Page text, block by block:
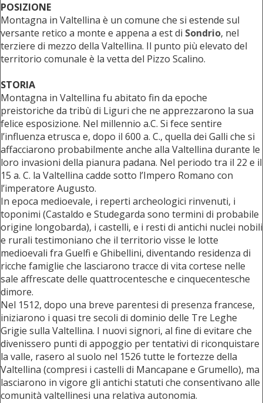
POSIZIONE
Montagna in Valtellina è un comune che si estende sul
versante retico a monte e appena a est di Sondrio, nel
terziere di mezzo della Valtellina. Il punto più elevato del
territorio comunale è la vetta del Pizzo Scalino.
STORIA
Montagna in Valtellina fu abitato fin da epoche
preistoriche da tribù di Liguri che ne apprezzarono la sua
felice esposizione. Nel millennio a.C. Si fece sentire
l’influenza etrusca e, dopo il 600 a. C., quella dei Galli che si
affacciarono probabilmente anche alla Valtellina durante le
loro invasioni della pianura padana. Nel periodo tra il 22 e il
15 a. C. la Valtellina cadde sotto l’Impero Romano con
l’imperatore Augusto.
In epoca medioevale, i reperti archeologici rinvenuti, i
toponimi (Castaldo e Studegarda sono termini di probabile
origine longobarda), i castelli, e i resti di antichi nuclei nobili
e rurali testimoniano che il territorio visse le lotte
medioevali fra Guelfi e Ghibellini, diventando residenza di
ricche famiglie che lasciarono tracce di vita cortese nelle
sale affrescate delle quattrocentesche e cinquecentesche
dimore.
Nel 1512, dopo una breve parentesi di presenza francese,
iniziarono i quasi tre secoli di dominio delle Tre Leghe
Grigie sulla Valtellina. I nuovi signori, al fine di evitare che
divenissero punti di appoggio per tentativi di riconquistare
la valle, rasero al suolo nel 1526 tutte le fortezze della
Valtellina (compresi i castelli di Mancapane e Grumello), ma
lasciarono in vigore gli antichi statuti che consentivano alle
comunità valtellinesi una relativa autonomia.